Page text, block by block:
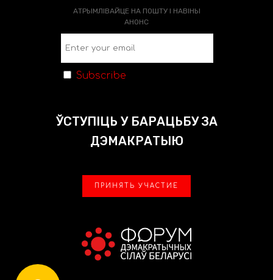
АТРЫМЛІВАЙЦЕ НА ПОШТУ І НАВІНЫ
АНОНС
Subscribe
ЎСТУПІЦЬ У БАРАЦЬБУ ЗА
ДЭМАКРАТЫЮ
ПРИНЯТЬ УЧАСТИЕ